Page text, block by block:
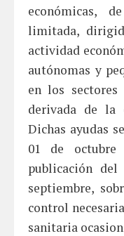
económicas,
limitada,
actividad
autónomas y
en los
derivada de la
Dichas ayudas
01 de
publicación
septiembre,
control
sanitaria